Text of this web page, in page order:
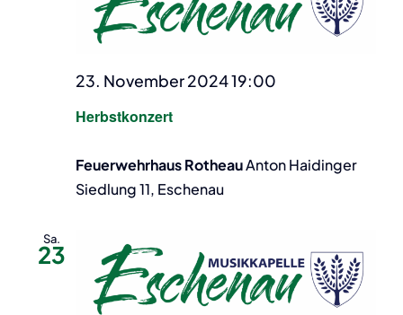
Herbstkonzert
23. November 2024 19:00
Feuerwehrhaus RotheauAnton Haidinger
Siedlung 11, Eschenau
Sa.
23